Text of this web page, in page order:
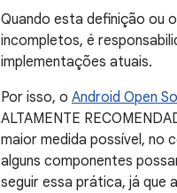
Quando esta definição ou
incompletos, é
implementações atuais.
Por isso, o Android Open
ALTAMENTE
maior medida possível, no
alguns componentes
seguir essa prática, já que